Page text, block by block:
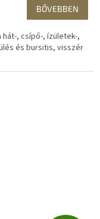
BŐVEBBEN
, csípő-, ízületek-,
és bursitis, visszér